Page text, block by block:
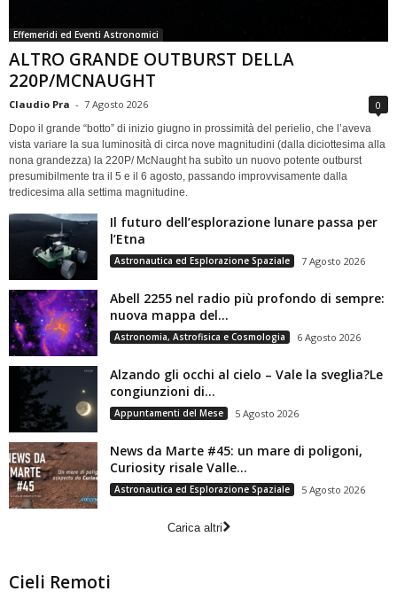
Effemeridi ed Eventi Astronomici
ALTRO GRANDE OUTBURST DELLA
220P/MCNAUGHT
Claudio Pra - 7 Agosto 2026 0
Dopo il grande “botto” di inizio giugno in prossimità del perielio, che l’aveva
vista variare la sua luminosità di circa nove magnitudini (dalla diciottesima alla
nona grandezza) la 220P/ McNaught ha subìto un nuovo potente outburst
presumibilmente tra il 5 e il 6 agosto, passando improvvisamente dalla
tredicesima alla settima magnitudine.
Il futuro dell’esplorazione lunare passa per
l’Etna
Astronautica ed Esplorazione Spaziale 7 Agosto 2026
Abell 2255 nel radio più profondo di sempre:
nuova mappa del...
Astronomia, Astrofisica e Cosmologia 6 Agosto 2026
Alzando gli occhi al cielo – Vale la sveglia?Le
congiunzioni di...
Appuntamenti del Mese 5 Agosto 2026
News da Marte #45: un mare di poligoni,
Curiosity risale Valle...
Astronautica ed Esplorazione Spaziale 5 Agosto 2026
Carica altri
Cieli Remoti